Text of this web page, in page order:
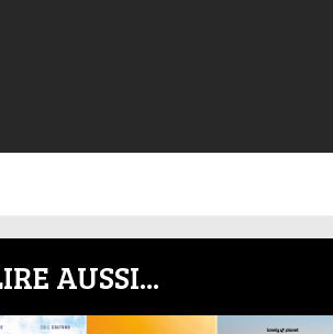
AUSSI...